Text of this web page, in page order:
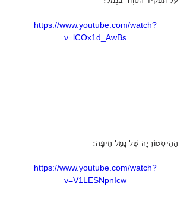
https://www.youtube.com/watch?
v=lCOx1d_AwBs
הַהִיסְטוֹרְיָה שֶׁל נָמֵל חֵיפָה:
https://www.youtube.com/watch?
v=V1LESNpnIcw